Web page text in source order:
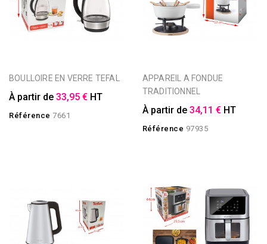
BOULLOIRE EN VERRE TEFAL
À partir de 33,95 € HT
Référence 7661
APPAREIL A FONDUE
TRADITIONNEL
À partir de 34,11 € HT
Référence 97935